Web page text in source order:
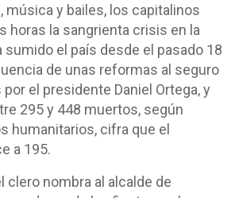
música y bailes, los capitalinos
horas la sangrienta crisis en la
el país desde el pasado 18
de unas reformas al seguro
el presidente Daniel Ortega, y
295 y 448 muertos, según
humanitarios, cifra que el
a 195.
clero nombra al alcalde de